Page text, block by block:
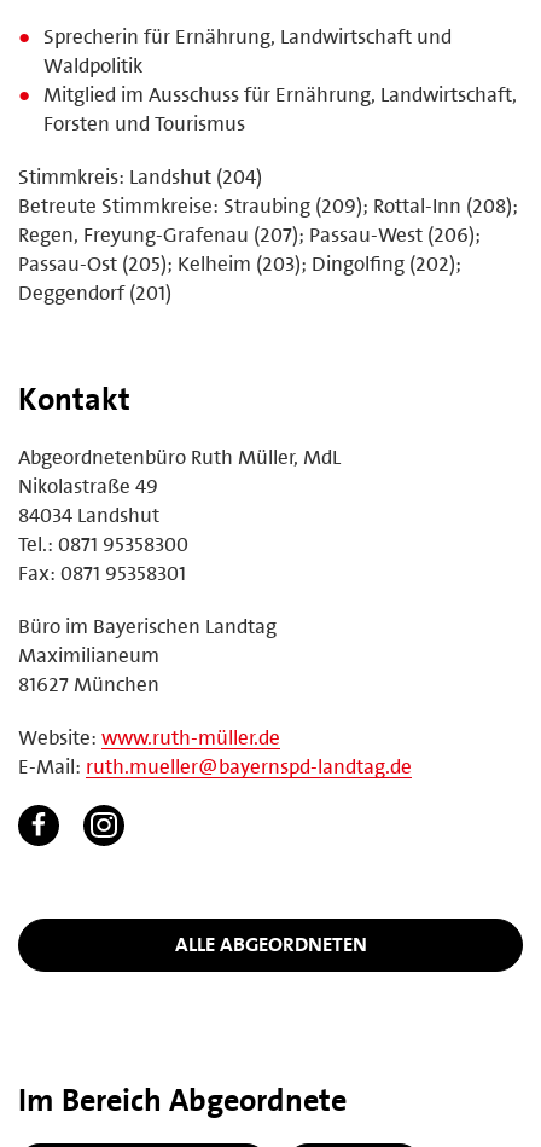
Sprecherin für Ernährung, Landwirtschaft und
Waldpolitik
Mitglied im Ausschuss für Ernährung, Landwirtschaft,
Forsten und Tourismus
Stimmkreis: Landshut (204)
Betreute Stimmkreise: Straubing (209); Rottal-Inn (208);
Regen, Freyung-Grafenau (207); Passau-West (206);
Passau-Ost (205); Kelheim (203); Dingolfing (202);
Deggendorf (201)
Kontakt
Abgeordnetenbüro Ruth Müller, MdL
Nikolastraße 49
84034 Landshut
Tel.: 0871 95358300
Fax: 0871 95358301
Büro im Bayerischen Landtag
Maximilianeum
81627 München
Website: www.ruth-müller.de
E-Mail: ruth.mueller@bayernspd-landtag.de
ALLE ABGEORDNETEN
Im Bereich Abgeordnete